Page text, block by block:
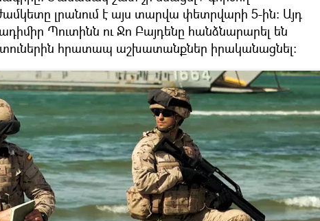
լրանում է այս տարվա փետրվարի 5-ին։ Այդ
Պուտինն ու Ջո Բայդենը հանձնարարել են
հրատապ աշխատանքներ իրականացնել։